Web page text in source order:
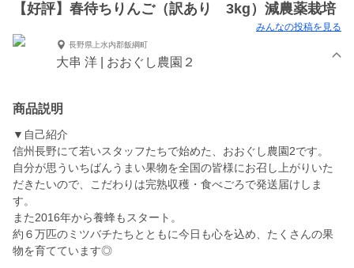
【好評】春待ちりんご（訳あり 3kg）減農薬栽培
みんなの投稿を見る
長野県上水内郡飯綱町
大串 洋 | おおぐし農園２
商品説明
▼自己紹介
信州長野にて若いスタッフたちで始めた、おおぐし農園2です。
自分が思ういちばんうまい果物を全国の皆様にお召し上がりいた
だきたいので、こだわりは完熟収穫・食べごろで発送届けしま
す。
また2016年から養蜂もスタート。
約６万匹のミツバチたちとともに今日も心を込め、たくさんの果
物を育てています◎